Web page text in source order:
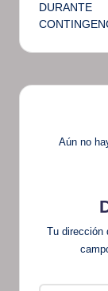
DURANTE
Aún no
Tu dirección